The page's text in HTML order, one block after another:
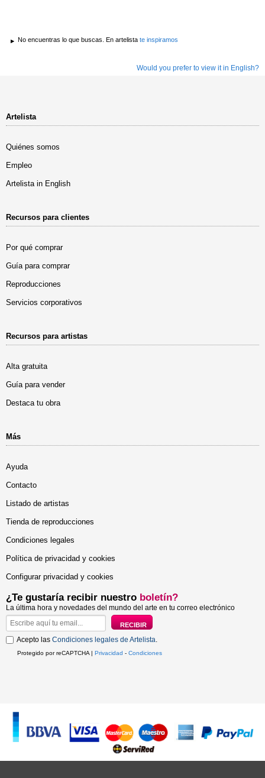
No encuentras lo que buscas. En artelista te inspiramos
Would you prefer to view it in English?
Artelista
Quiénes somos
Empleo
Artelista in English
Recursos para clientes
Por qué comprar
Guía para comprar
Reproducciones
Servicios corporativos
Recursos para artistas
Alta gratuita
Guía para vender
Destaca tu obra
Más
Ayuda
Contacto
Listado de artistas
Tienda de reproducciones
Condiciones legales
Política de privacidad y cookies
Configurar privacidad y cookies
¿Te gustaría recibir nuestro boletín?
La última hora y novedades del mundo del arte en tu correo electrónico
Acepto las Condiciones legales de Artelista.
Protegido por reCAPTCHA | Privacidad - Condiciones